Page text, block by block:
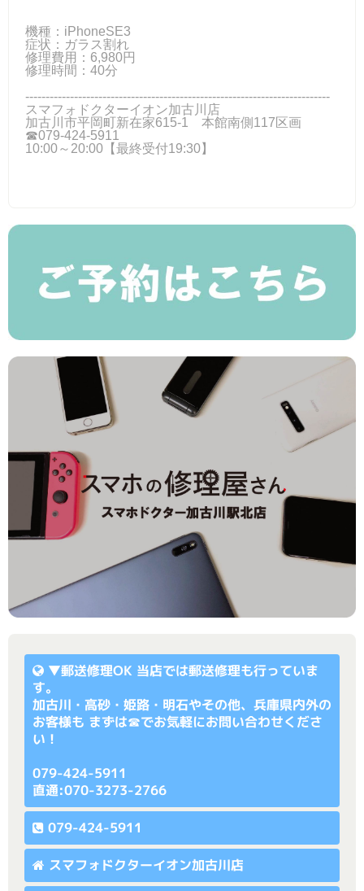
機種：iPhoneSE3
症状：ガラス割れ
修理費用：6,980円
修理時間：40分
---------------------------------------------------------------------------
スマフォドクターイオン加古川店
加古川市平岡町新在家615-1 本館南側117区画
☎079-424-5911
10:00～20:00【最終受付19:30】
▼郵送修理OK 当店では郵送修理も行っていま
す。
加古川・高砂・姫路・明石やその他、兵庫県内外の
お客様も まずは☎でお気軽にお問い合わせくださ
い！
079-424-5911
直通:070-3273-2766
079-424-5911
スマフォドクターイオン加古川店